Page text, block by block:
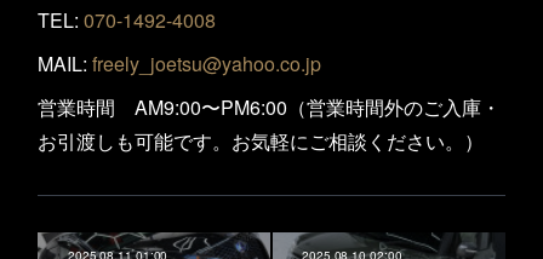
TEL: 070-1492-4008
MAIL: freely_joetsu@yahoo.co.jp
営業時間 AM9:00〜PM6:00（営業時間外のご入庫・
お引渡しも可能です。お気軽にご相談ください。）
2025.08.11 01:00 2025.08.10 02:00